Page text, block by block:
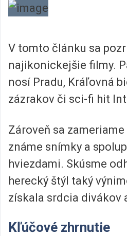
V tomto článku sa
najikonickejšie filmy.
nosí Pradu, Kráľovná
zázrakov či sci-fi hit
Zároveň sa
známe snímky a
hviezdami. Skúsme
herecký štýl taký
získala srdcia divákov
Kľúčové zhrnutie